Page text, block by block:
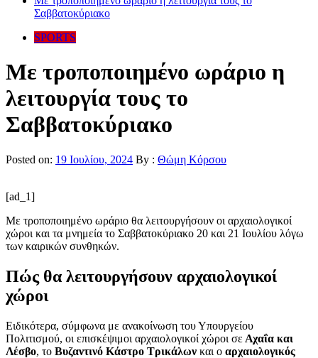
Σαββατοκύριακο
SPORTS
Με τροποποιημένο ωράριο η
λειτουργία τους το
Σαββατοκύριακο
Posted on: 19 Ιουλίου, 2024 By : Θώμη Κόρσου
[ad_1]
Με τροποποιημένο ωράριο θα λειτουργήσουν οι αρχαιολογικοί
χώροι και τα μνημεία το Σαββατοκύριακο 20 και 21 Ιουλίου λόγω
των καιρικών συνθηκών.
Πώς θα λειτουργήσουν αρχαιολογικοί
χώροι
Ειδικότερα, σύμφωνα με ανακοίνωση του Υπουργείου
Πολιτισμού, οι επισκέψιμοι αρχαιολογικοί χώροι σε Αχαΐα και
Λέσβο, το Βυζαντινό Κάστρο Τρικάλων και ο αρχαιολογικός